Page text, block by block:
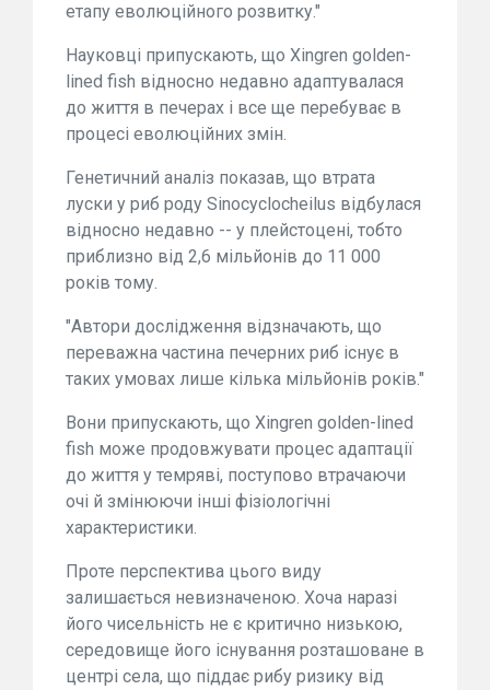
етапу еволюційного розвитку."
Науковці припускають, що Xingren golden-
lined fish відносно недавно адаптувалася
до життя в печерах і все ще перебуває в
процесі еволюційних змін.
Генетичний аналіз показав, що втрата
луски у риб роду Sinocyclocheilus відбулася
відносно недавно -- у плейстоцені, тобто
приблизно від 2,6 мільйонів до 11 000
років тому.
"Автори дослідження відзначають, що
переважна частина печерних риб існує в
таких умовах лише кілька мільйонів років."
Вони припускають, що Xingren golden-lined
fish може продовжувати процес адаптації
до життя у темряві, поступово втрачаючи
очі й змінюючи інші фізіологічні
характеристики.
Проте перспектива цього виду
залишається невизначеною. Хоча наразі
його чисельність не є критично низькою,
середовище його існування розташоване в
центрі села, що піддає рибу ризику від